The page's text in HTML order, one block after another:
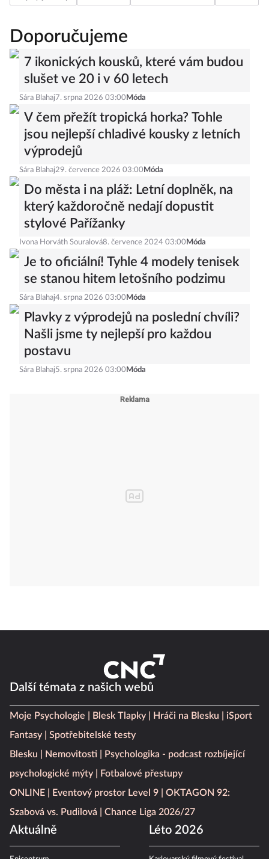
Doporučujeme
7 ikonických kousků, které vám budou
slušet ve 20 i v 60 letech
Sára Blahaj 7. srpna 2026 03:00 Móda
V čem přežít tropická horka? Tohle
jsou nejlepší chladivé kousky z letních
výprodejů
Sára Blahaj29. července 2026 03:00 Móda
Do města i na pláž: Letní doplněk, na
který každoročně nedají dopustit
stylové Pařížanky
Ivona Horváth Souralová8. července 2024 03:00 Móda
Je to oficiální! Tyhle 4 modely tenisek
se stanou hitem letošního podzimu
Sára Blahaj4. srpna 2026 03:00 Móda
Plavky z výprodejů na poslední chvíli?
Našli jsme ty nejlepší pro každou
postavu
Sára Blahaj5. srpna 2026 03:00 Móda
Další témata z našich webů
Moje Psychologie Blesk Tlapky Hráči na Blesku
iSport
Fantasy
Spotřebitelské testy
Blesku
Nemovitosti
Psychologika - podcast rozbíjející
psychologické mýty
Fotbalové přestupy
ONLINE
Eventový prostor Level 9
OKTAGON 92:
Szabová vs. Pudilová
Chance Liga 2026/27
Aktuálně Léto 2026